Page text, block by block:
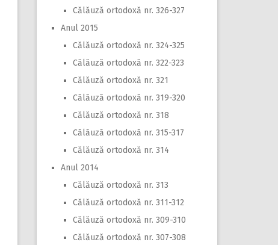
Călăuză ortodoxă nr. 326-327
Anul 2015
Călăuză ortodoxă nr. 324-325
Călăuză ortodoxă nr. 322-323
Călăuză ortodoxă nr. 321
Călăuză ortodoxă nr. 319-320
Călăuză ortodoxă nr. 318
Călăuză ortodoxă nr. 315-317
Călăuză ortodoxă nr. 314
Anul 2014
Călăuză ortodoxă nr. 313
Călăuză ortodoxă nr. 311-312
Călăuză ortodoxă nr. 309-310
Călăuză ortodoxă nr. 307-308